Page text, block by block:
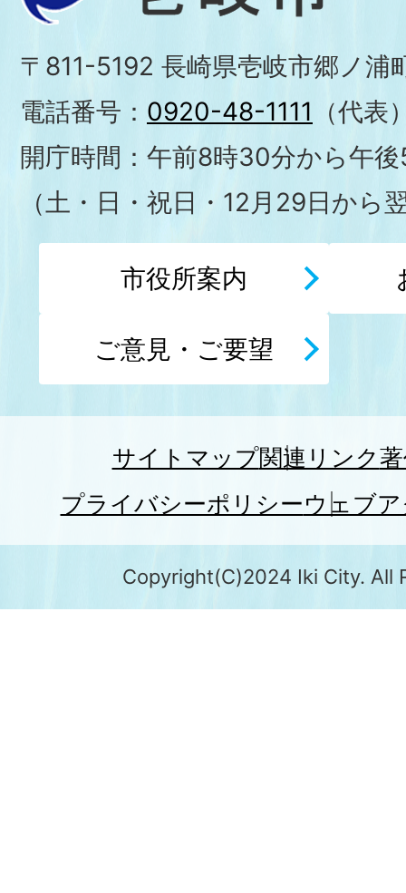
〒811-5192 長崎県壱岐市郷ノ浦
電話番号： 0920-48-1111 （代表
開庁時間：午前8時30分から午
（土・日・祝日・12月29日から
市役所案内
ご意見・ご要望
サイトマップ関連リンク
プライバシーポリシーウェブ
Copyright(C)2024 Iki City. All